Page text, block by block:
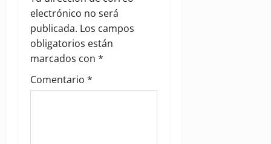
a
t
i
electrónico no será
publicada. Los campos
obligatorios están
marcados con *
Comentario *